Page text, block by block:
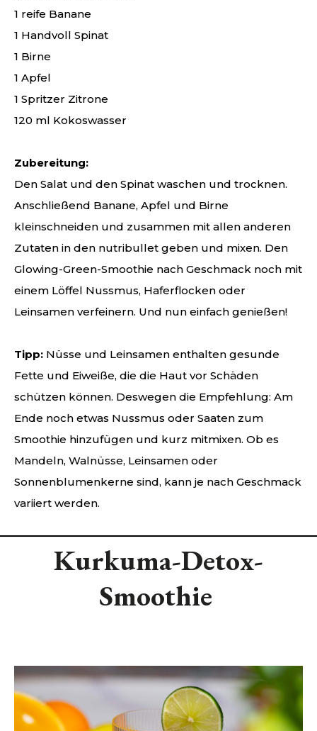
1 reife Banane
1 Handvoll Spinat
1 Birne
1 Apfel
1 Spritzer Zitrone
120 ml Kokoswasser
Zubereitung:
Den Salat und den Spinat waschen und trocknen.
Anschließend Banane, Apfel und Birne
kleinschneiden und zusammen mit allen anderen
Zutaten in den nutribullet geben und mixen. Den
Glowing-Green-Smoothie nach Geschmack noch mit
einem Löffel Nussmus, Haferflocken oder
Leinsamen verfeinern. Und nun einfach genießen!
Tipp: Nüsse und Leinsamen enthalten gesunde
Fette und Eiweiße, die die Haut vor Schäden
schützen können. Deswegen die Empfehlung: Am
Ende noch etwas Nussmus oder Saaten zum
Smoothie hinzufügen und kurz mitmixen. Ob es
Mandeln, Walnüsse, Leinsamen oder
Sonnenblumenkerne sind, kann je nach Geschmack
variiert werden.
Kurkuma-Detox-
Smoothie